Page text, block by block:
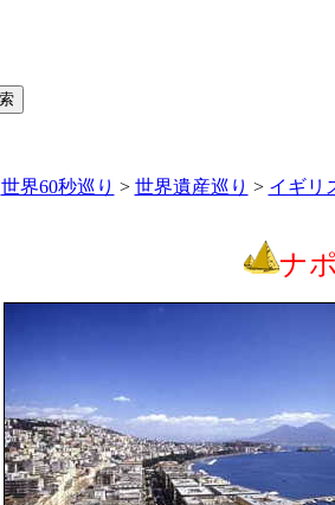
世界60秒巡り > 世界遺産巡り > イギリ
ナ